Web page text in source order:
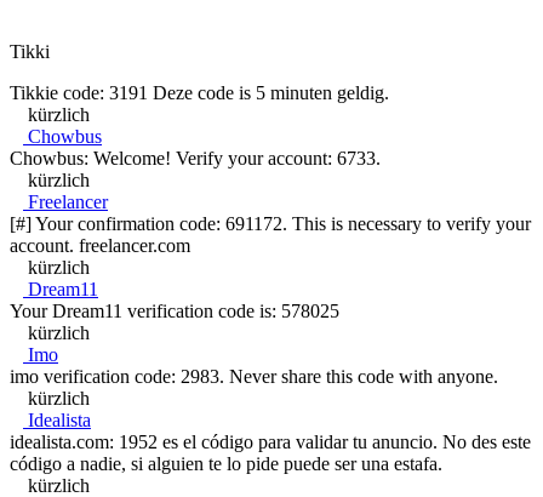
Tikki
Tikkie code: 3191 Deze code is 5 minuten geldig.
kürzlich
Chowbus
Chowbus: Welcome! Verify your account: 6733.
kürzlich
Freelancer
[#] Your confirmation code: 691172. This is necessary to verify your
account. freelancer.com
kürzlich
Dream11
Your Dream11 verification code is: 578025
kürzlich
Imo
imo verification code: 2983. Never share this code with anyone.
kürzlich
Idealista
idealista.com: 1952 es el código para validar tu anuncio. No des este
código a nadie, si alguien te lo pide puede ser una estafa.
kürzlich